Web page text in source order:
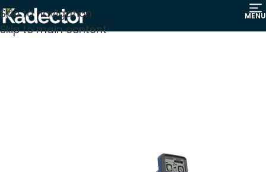
Skip to navigation
Skip to main content
MENU